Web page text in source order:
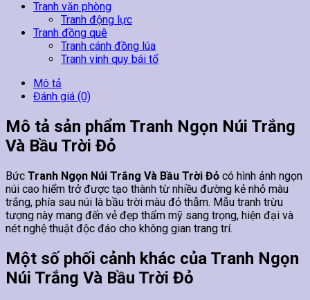
Tranh văn phòng
Tranh động lực
Tranh đồng quê
Tranh cánh đồng lúa
Tranh vinh quy bái tổ
Mô tả
Đánh giá (0)
Mô tả sản phẩm Tranh Ngọn Núi Trắng
Và Bầu Trời Đỏ
Bức Tranh Ngọn Núi Trắng Và Bầu Trời Đỏ có hình ảnh ngọn
núi cao hiểm trở được tạo thành từ nhiều đường kẻ nhỏ màu
trắng, phía sau núi là bầu trời màu đỏ thẫm. Mẫu tranh trừu
tượng này mang đến vẻ đẹp thẩm mỹ sang trọng, hiện đại và
nét nghệ thuật độc đáo cho không gian trang trí.
Một số phối cảnh khác của Tranh Ngọn
Núi Trắng Và Bầu Trời Đỏ